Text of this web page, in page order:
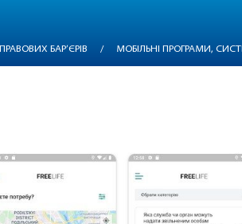
БАР’ЄРІВ / МОБІЛЬНІ ПРОГРАМИ,